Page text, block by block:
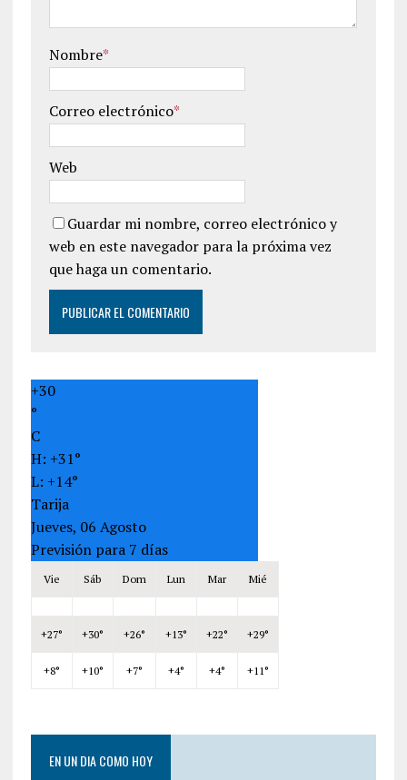
Nombre*
Correo electrónico*
Web
Guardar mi nombre, correo electrónico y
web en este navegador para la próxima vez
que haga un comentario.
+30
°
C
H: +31°
L: +14°
Tarija
Jueves, 06 Agosto
Previsión para 7 días
Vie Sáb Dom Lun Mar Mié
+27° +30° +26° +13° +22° +29°
+8° +10° +7° +4° +4° +11°
EN UN DIA COMO HOY